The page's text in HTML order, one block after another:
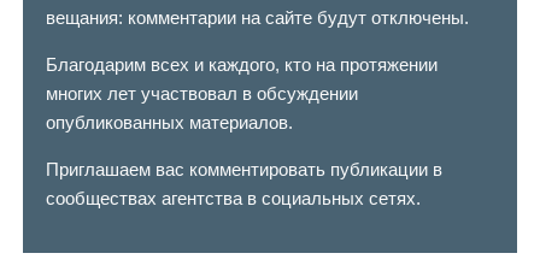
вещания: комментарии на сайте будут отключены.
Благодарим всех и каждого, кто на протяжении
многих лет участвовал в обсуждении
опубликованных материалов.
Приглашаем вас комментировать публикации в
сообществах агентства в социальных сетях.